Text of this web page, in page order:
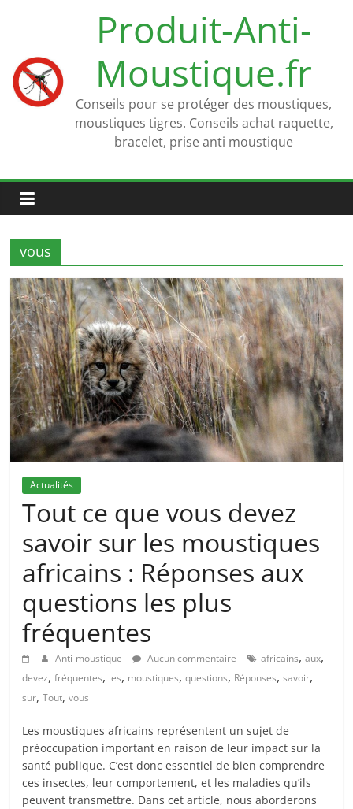
Produit-Anti-
Moustique.fr
Conseils pour se protéger des moustiques,
moustiques tigres. Conseils achat raquette,
bracelet, prise anti moustique
vous
Actualités
Tout ce que vous devez
savoir sur les moustiques
africains : Réponses aux
questions les plus
fréquentes
Anti-moustique Aucun commentaire africains,aux,
devez,fréquentes, les, moustiques,questions, Réponses,savoir,
sur,Tout,vous
Les moustiques africains représentent un sujet de
préoccupation important en raison de leur impact sur la
santé publique. C’est donc essentiel de bien comprendre
ces insectes, leur comportement, et les maladies qu’ils
peuvent transmettre. Dans cet article, nous aborderons